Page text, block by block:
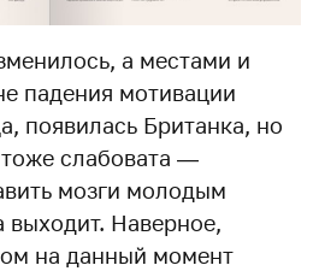
а местами и
падения мотивации
появилась Британка, но
слабовата —
мозги молодым
выходит. Наверное,
на данный момент